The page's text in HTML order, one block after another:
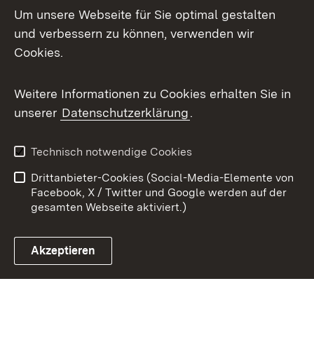
X / Twitter
Youtube
Link zum Landesportal
Kontakt
Datenschutz
Barrierefreiheit
Impressum
Cookies
Um unsere Webseite für Sie optimal gestalten
und verbessern zu können, verwenden wir
Cookies.
Weitere Informationen zu Cookies erhalten Sie in
unserer Datenschutzerklärung.
Technisch notwendige Cookies
Drittanbieter-Cookies (Social-Media-Elemente von
Facebook, X / Twitter und Google werden auf der
gesamten Webseite aktiviert.)
Akzeptieren